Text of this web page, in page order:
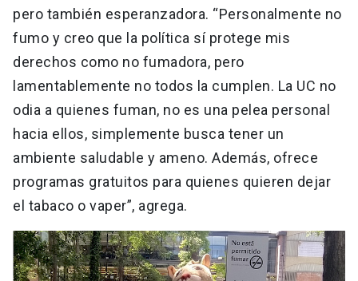
pero también esperanzadora. “Personalmente no
fumo y creo que la política sí protege mis
derechos como no fumadora, pero
lamentablemente no todos la cumplen. La UC no
odia a quienes fuman, no es una pelea personal
hacia ellos, simplemente busca tener un
ambiente saludable y ameno. Además, ofrece
programas gratuitos para quienes quieren dejar
el tabaco o vaper”, agrega.